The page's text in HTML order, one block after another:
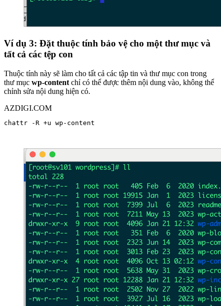
Ví dụ 3: Đặt thuộc tính bảo vệ cho một thư mục và
tất cả các tệp con
Thuộc tính này sẽ làm cho tất cả các tập tin và thư mục con trong
thư mục wp-content chỉ có thể được thêm nội dung vào, không thể
chỉnh sửa nội dung hiện có.
AZDIGI.COM
chattr -R +u wp-content